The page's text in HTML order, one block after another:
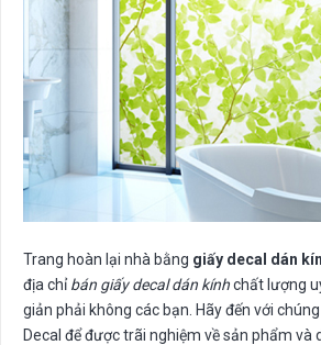
Trang hoàn lại nhà bằng giấy decal dán
địa chỉbán giấy decal dán kínhchất lượng
giản phải không các bạn. Hãy đến với
Decal để được trãi nghiệm về sản phẩm và